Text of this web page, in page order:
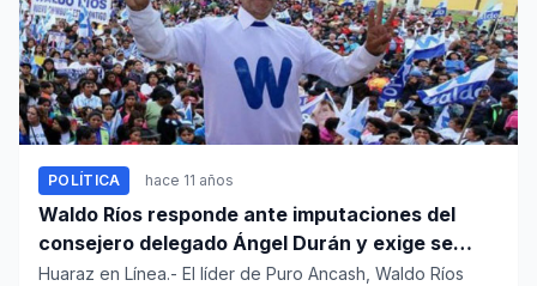
POLÍTICA hace 11 años
Waldo Ríos responde ante imputaciones del
consejero delegado Ángel Durán y exige se
rectifique públicamente
Huaraz en Línea.- El líder de Puro Ancash, Waldo Ríos